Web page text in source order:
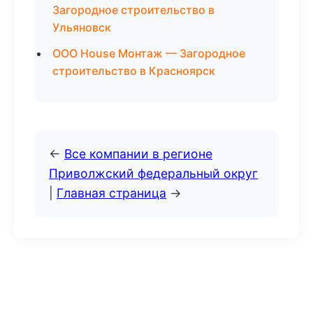
Загородное строительство в
Ульяновск
ООО House Монтаж — Загородное
строительство в Красноярск
← Все компании в регионе
Приволжский федеральный округ
Главная страница →